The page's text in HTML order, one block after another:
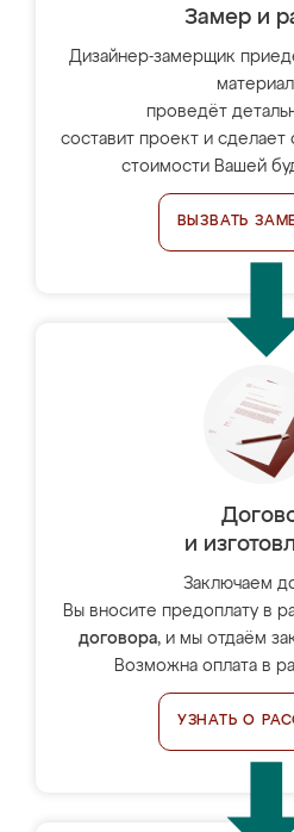
Замер и
Дизайнер-замерщик
проведёт
составит проект и сделает
стоимости Вашей
ВЫЗВАТЬ
и
Заключаем
Вы вносите предоплату в
договора, и мы отдаём
Возможна оплата в
УЗНАТЬ О